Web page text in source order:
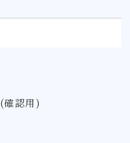
(確認用)